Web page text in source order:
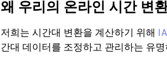
왜 우리의 온라인 시간 변
저희는 시간대 변환을 계산하기 위해
간대 데이터를 조정하고 관리하는 유